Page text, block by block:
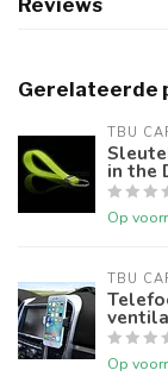
Reviews
Gerelateerde
TBU
in the
Op
TBU
Op